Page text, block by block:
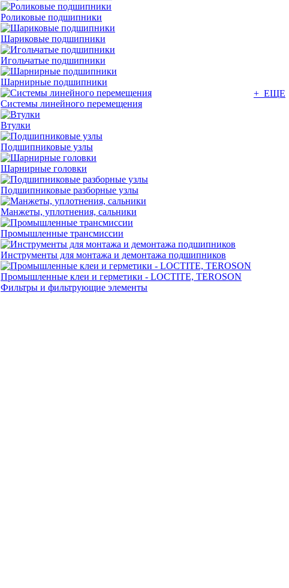
Роликовые подшипники
Шариковые подшипники
Игольчатые подшипники
Шарнирные подшипники
Системы линейного перемещения
Втулки
Подшипниковые узлы
Шарнирные головки
Подшипниковые разборные узлы
Манжеты, уплотнения, сальники
Промышленные трансмиссии
Инструменты для монтажа и демонтажа подшипников
Промышленные клеи и герметики - LOCTITE, TEROSON
Фильтры и фильтрующие элементы
+ ЕЩЕ